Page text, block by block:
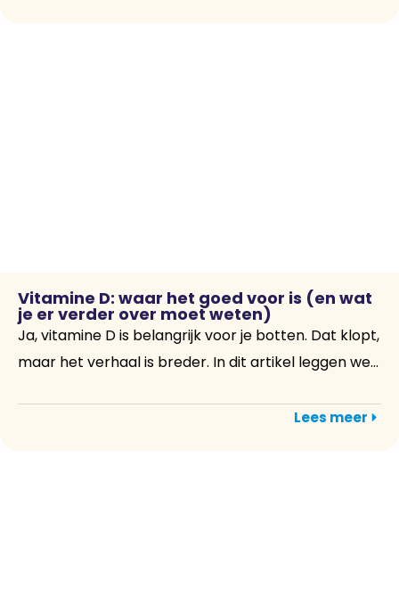
Vitamine D: waar het goed voor is (en wat
je er verder over moet weten)
Ja, vitamine D is belangrijk voor je botten. Dat klopt,
maar het verhaal is breder. In dit artikel leggen we...
Lees meer